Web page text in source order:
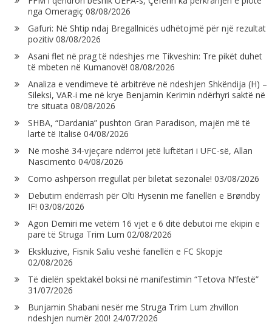
nga Omeragiç 08/08/2026
Gafuri: Në Shtip ndaj Bregallnicës udhëtojmë për një rezultat
pozitiv 08/08/2026
Asani flet në prag të ndeshjes me Tikveshin: Tre pikët duhet
të mbeten në Kumanovë! 08/08/2026
Analiza e vendimeve të arbitrëve në ndeshjen Shkëndija (H) –
Sileksi, VAR-i me në krye Benjamin Kerimin ndërhyri saktë në
tre situata 08/08/2026
SHBA, “Dardania” pushton Gran Paradison, majën më të
lartë të Italisë 04/08/2026
Në moshë 34-vjeçare ndërroi jetë luftëtari i UFC-së, Allan
Nascimento 04/08/2026
Como ashpërson rregullat për biletat sezonale! 03/08/2026
Debutim ëndërrash për Olti Hysenin me fanellën e Brøndby
IF! 03/08/2026
Agon Demiri me vetëm 16 vjet e 6 ditë debutoi me ekipin e
parë të Struga Trim Lum 02/08/2026
Ekskluzive, Fisnik Saliu veshë fanellën e FC Skopje
02/08/2026
Të dielën spektakël boksi në manifestimin “Tetova N’festë”
31/07/2026
Bunjamin Shabani nesër me Struga Trim Lum zhvillon
ndeshjen numër 200! 24/07/2026